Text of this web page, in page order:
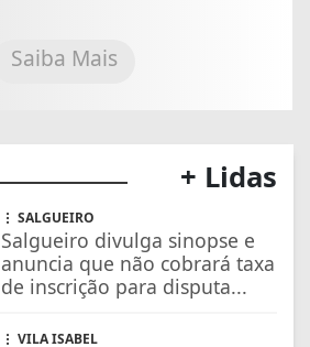
Saiba Mais
+ Lidas
SALGUEIRO
Salgueiro divulga sinopse e
anuncia que não cobrará taxa
de inscrição para disputa...
VILA ISABEL